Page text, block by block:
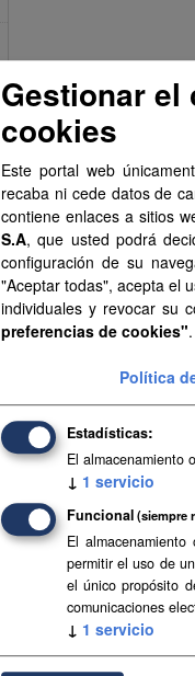
Gestionar el
cookies
Este portal web
recaba ni cede datos de
contiene enlaces a sitios
S.A, que usted podrá
configuración de su
"Aceptar todas", acepta el
individuales y revocar su
preferencias de cookies".
Política
Estadísticas
El almacenamiento
↓ 1 servicio
Funcional (siempre
El
permitir el uso de
el único propósito
comunicaciones
↓ 1 servicio